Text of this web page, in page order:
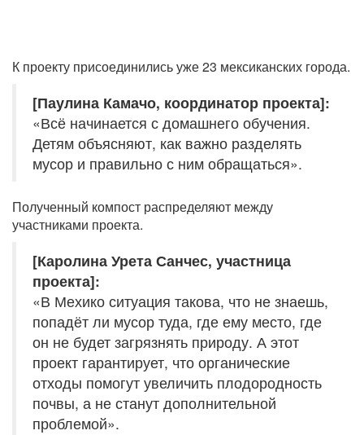
К проекту присоединились уже 23 мексиканских города.
[Паулина Камачо, координатор проекта]:
«Всё начинается с домашнего обучения.
Детям объясняют, как важно разделять
мусор и правильно с ним обращаться».
Полученный компост распределяют между
участниками проекта.
[Каролина Урета Санчес, участница
проекта]:
«В Мехико ситуация такова, что не знаешь,
попадёт ли мусор туда, где ему место, где
он не будет загрязнять природу. А этот
проект гарантирует, что органические
отходы помогут увеличить плодородность
почвы, а не станут дополнительной
проблемой».